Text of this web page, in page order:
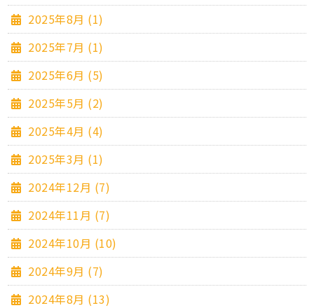
2025年8月 (1)
2025年7月 (1)
2025年6月 (5)
2025年5月 (2)
2025年4月 (4)
2025年3月 (1)
2024年12月 (7)
2024年11月 (7)
2024年10月 (10)
2024年9月 (7)
2024年8月 (13)